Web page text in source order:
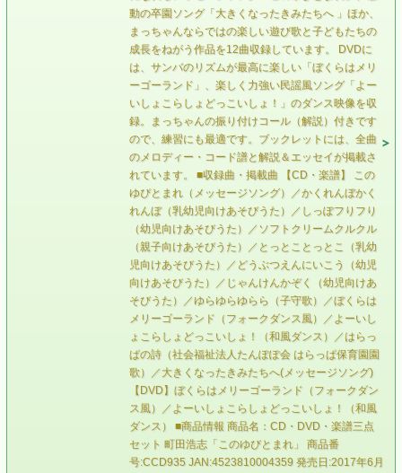
動の卒園ソング「大きくなったきみたちへ 」ほか、
まっちゃんならではの楽しい遊び歌と子どもたちの
成長をねがう作品を12曲収録しています。 DVDに
は、サンバのリズムが最高に楽しい「ぼくらはメリ
ーゴーランド」、楽しく力強い民謡風ソング「よー
いしょこらしょどっこいしょ！」のダンス映像を収
録。まっちゃんの振り付けコール（解説）付きです
ので、練習にも最適です。ブックレットには、全曲
のメロディー・コード譜と解説＆エッセイが掲載さ
れています。 ■収録曲・掲載曲 【CD・楽譜】 この
ゆぴとまれ（メッセージソング）／かくれんぼかく
れんぼ（乳幼児向けあそびうた）／しっぽフりフり
（幼児向けあそびうた）／ソフトクリームクルクル
（親子向けあそびうた）／とっとことっとこ（乳幼
児向けあそびうた）／どうぶつえんにいこう（幼児
向けあそびうた）／じゃんけんかぞく（幼児向けあ
そびうた）／ゆらゆらゆらら（子守歌）／ぼくらは
メリーゴーランド（フォークダンス風）／よーいし
ょこらしょどっこいしょ！（和風ダンス）／はらっ
ぱの詩（社会福祉法人たんぽぽ会 はらっぱ保育園園
歌）／大きくなったきみたちへ(メッセージソング)
【DVD】ぼくらはメリーゴーランド（フォークダン
ス風）／よーいしょこらしょどっこいしょ！（和風
ダンス） ■商品情報 商品名：CD・DVD・楽譜三点
セット 町田浩志「このゆびとまれ」 商品番
号:CCD935 JAN:4523810004359 発売日:2017年6月